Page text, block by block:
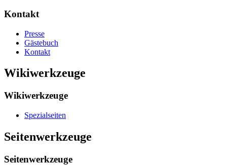
Kontakt
Presse
Gästebuch
Kontakt
Wikiwerkzeuge
Wikiwerkzeuge
Spezialseiten
Seitenwerkzeuge
Seitenwerkzeuge